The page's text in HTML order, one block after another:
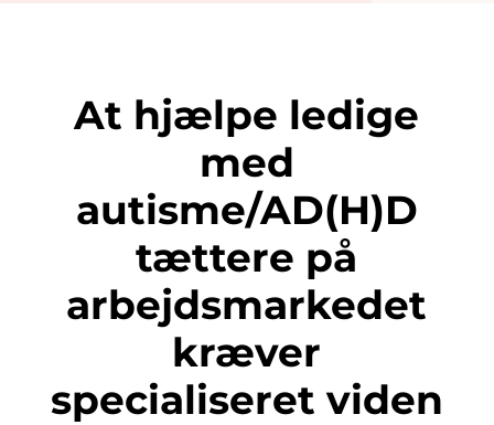
At hjælpe ledige
med
autisme/AD(H)D
tættere på
arbejdsmarkedet
kræver
specialiseret viden